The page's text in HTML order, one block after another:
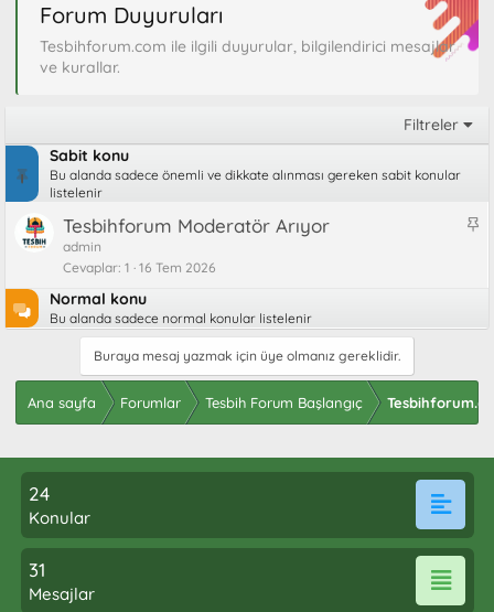
Forum Duyuruları
Tesbihforum.com ile ilgili duyurular, bilgilendirici mesajlar
ve kurallar.
Filtreler
Sabit konu
Bu alanda sadece önemli ve dikkate alınması gereken sabit konular
listelenir
S
Tesbihforum Moderatör Arıyor
admin
Cevaplar 1 16 Tem 2026
Normal konu
Bu alanda sadece normal konular listelenir
Buraya mesaj yazmak için üye olmanız gereklidir.
Ana sayfa Forumlar Tesbih Forum Başlangıç
24
Konular
31
Mesajlar